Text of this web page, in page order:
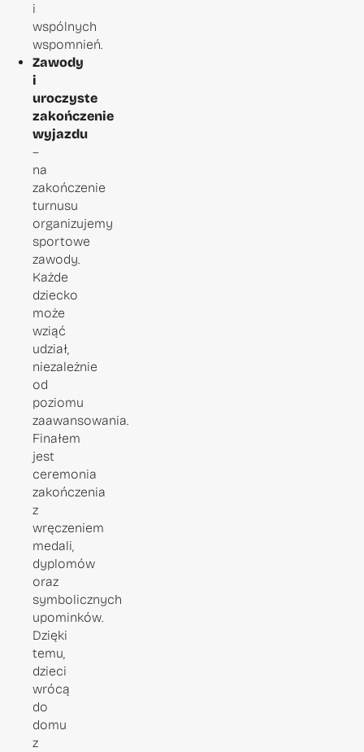
i
wspólnych
wspomnień.
Zawody
i
uroczyste
zakończenie
wyjazdu
–
na
zakończenie
turnusu
organizujemy
sportowe
zawody.
Każde
dziecko
może
wziąć
udział,
niezależnie
od
poziomu
zaawansowania.
Finałem
jest
ceremonia
zakończenia
z
wręczeniem
medali,
dyplomów
oraz
symbolicznych
upominków.
Dzięki
temu,
dzieci
wrócą
do
domu
z